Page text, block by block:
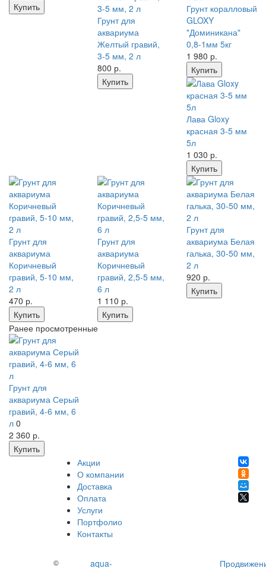
Купить
Грунт для
аквариума
Желтый гравий,
3-5 мм, 2 л
800 р.
Купить
Грунт коралловый
GLOXY
"Доминикана"
0,8-1мм 5кг
1 980 р.
Купить
Лава Gloxy
красная 3-5 мм
5л
1 030 р.
Купить
Грунт для
аквариума
Коричневый
гравий, 5-10 мм,
2 л
470 р.
Купить
Грунт для
аквариума
Коричневый
гравий, 2,5-5 мм,
6 л
1 110 р.
Купить
Грунт для
аквариума Белая
галька, 30-50 мм,
2 л
920 р.
Купить
Ранее просмотренные
Грунт для
аквариума Серый
гравий, 4-6 мм, 6
л 0
2 360 р.
Купить
Акции
О компании
Доставка
Оплата
Услуги
Портфолио
Контакты
©
aqua-